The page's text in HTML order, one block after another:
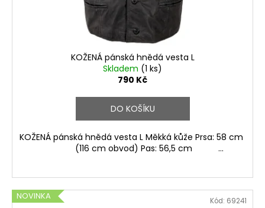
KOŽENÁ pánská hnědá vesta L
Skladem (1 ks)
790 Kč
DO KOŠÍKU
KOŽENÁ pánská hnědá vesta L Měkká kůže Prsa: 58 cm
(116 cm obvod) Pas: 56,5 cm ...
NOVINKA Kód: 69241